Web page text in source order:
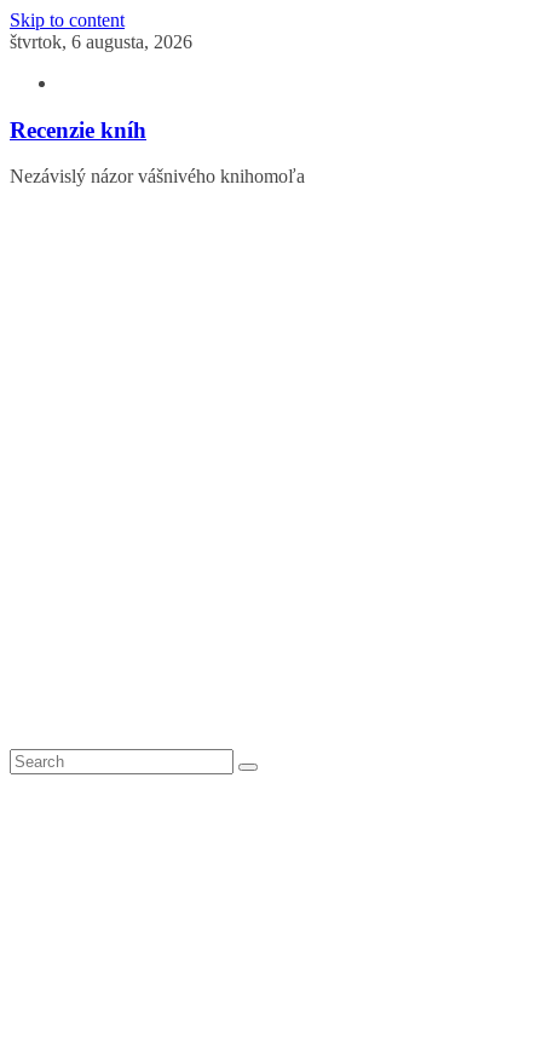
Skip to content
štvrtok, 6 augusta, 2026
Recenzie kníh
Nezávislý názor vášnivého knihomoľa